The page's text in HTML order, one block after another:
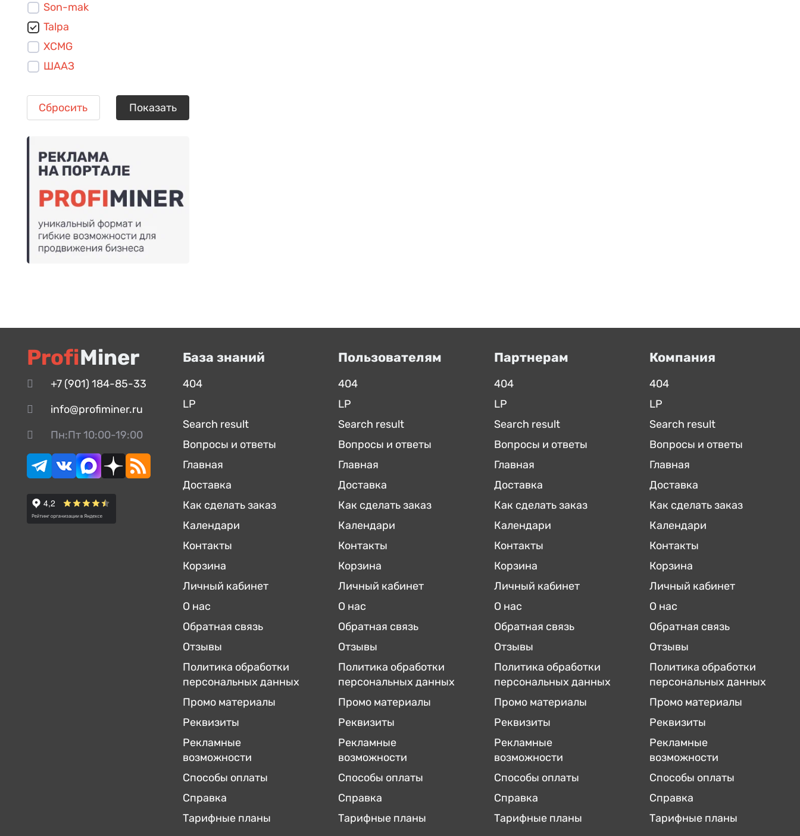
Son-mak
Talpa
XCMG
ШААЗ
Показать
Сбросить
ProfiMiner
+7 (901) 184-85-33
info@profiminer.ru
Пн:Пт 10:00-19:00
База знаний
404
LP
Search result
Вопросы и ответы
Главная
Доставка
Как сделать заказ
Календари
Контакты
Корзина
Личный кабинет
О нас
Обратная связь
Отзывы
Политика обработки
персональных данных
Промо материалы
Реквизиты
Рекламные
возможности
Способы оплаты
Справка
Тарифные планы
Пользователям
404
LP
Search result
Вопросы и ответы
Главная
Доставка
Как сделать заказ
Календари
Контакты
Корзина
Личный кабинет
О нас
Обратная связь
Отзывы
Политика обработки
персональных данных
Промо материалы
Реквизиты
Рекламные
возможности
Способы оплаты
Справка
Тарифные планы
Партнерам
404
LP
Search result
Вопросы и ответы
Главная
Доставка
Как сделать заказ
Календари
Контакты
Корзина
Личный кабинет
О нас
Обратная связь
Отзывы
Политика обработки
персональных данных
Промо материалы
Реквизиты
Рекламные
возможности
Способы оплаты
Справка
Тарифные планы
Компания
404
LP
Search result
Вопросы и ответы
Главная
Доставка
Как сделать заказ
Календари
Контакты
Корзина
Личный кабинет
О нас
Обратная связь
Отзывы
Политика обработки
персональных данных
Промо материалы
Реквизиты
Рекламные
возможности
Способы оплаты
Справка
Тарифные планы